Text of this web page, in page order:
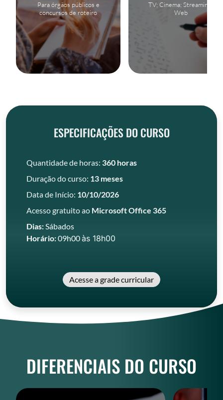
Para órgãos públicos e
concursos de roteiro
TV; Cinema; Streaming;
Web
DIFERENCIAIS DO CURSO
ESPECIFICAÇÕES DO CURSO
Quantidade de horas: 360 horas
Duração do curso: 13 meses
Data de Início: 10/10/2026
Acesso gratuito ao Microsoft Office 365
Dias: Sábados
Horário:09h00 às 18h00
Acesse a grade curricular